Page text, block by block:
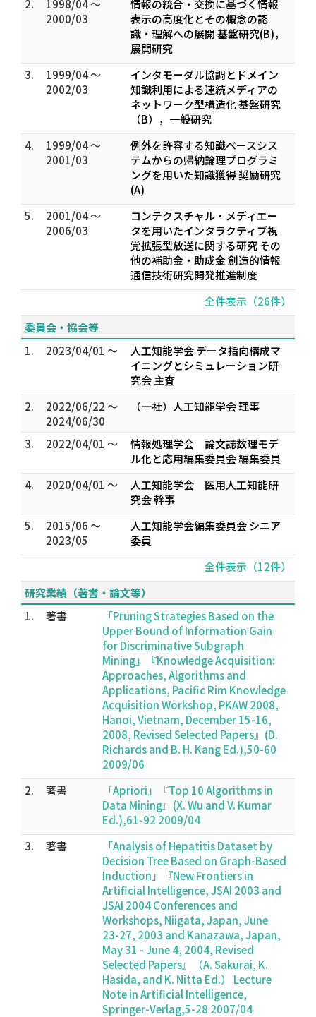
2.
1998/04 ～
2000/03
情報の統合・交換に基づく情報
表示の高度化とその概念の認
識・理解への展開 基盤研究(B)，
展開研究
3.
1999/04 ～
2002/03
インタモーダル協調とドメイン
知識利用による連続メディアの
ネットワーク型構造化 基盤研究
（B），一般研究
4.
1999/04 ～
2001/03
例外を許容する知識ベースシス
テムからの帰納論理プログラミ
ングを用いた知識獲得 奨励研究
(A)
5.
2001/04 ～
2006/03
コンテクスチャル・メディエー
タを用いたインタラクティブ視
覚拡張型放送に関する研究 その
他の補助金・助成金 創造的情報
通信技術研究開発推進制度
全件表示（26件）
委員会・協会等
1.
2023/04/01 ～
人工知能学会 データ指向構成マ
イニングとシミュレーション研
究会 主査
2.
2022/06/22 ～
2024/06/30
（一社）人工知能学会 理事
3. 2022/04/01 ～
情報処理学会 論文誌数理モデ
ル化と応用編集委員会 編集委員
4.
2020/04/01 ～
人工知能学会 医用人工知能研
究会 幹事
5.
2015/06 ～
2023/05
人工知能学会編集委員会 シニア
委員
全件表示（12件）
研究業績（著書・論文等）
1.
著書
「Pruning Strategies Based on the
Upper Bound of Information Gain
for Discriminative Subgraph
Mining」『Knowledge Acquisition:
Approaches, Algorithms and
Applications, Pacific Rim Knowledge
Acquisition Workshop, PKAW 2008,
Hanoi, Vietnam, December 15-16,
2008, Revised Selected Papers』(D.
Richards and B. H. Kang Ed.),50-60
2009/06
2.
著書
「Apriori」『Top 10 Algorithms in
Data Mining』(X. Wu and V. Kumar
Ed.),61-92 2009/04
3.
著書
「Analysis of Hepatitis Dataset by
Decision Tree Based on Graph-Based
Induction」『New Frontiers in
Artificial Intelligence, JSAI 2003 and
JSAI 2004 Conferences and
Workshops, Niigata, Japan, June
23-27, 2003 and Kanazawa, Japan,
May 31 - June 4, 2004, Revised
Selected Papers』（A. Sakurai, K.
Hasida, and K. Nitta Ed.） Lecture
Note in Artificial Intelligence,
Springer-Verlag,5-28 2007/04